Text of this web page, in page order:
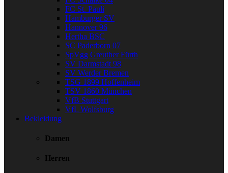
FC St. Pauli
Hamburger SV
Hannover 96
Hertha BSC
SC Paderborn 07
SpVgg Greuther Fürth
SV Darmstadt 98
SV Werder Bremen
TSG 1899 Hoffenheim
TSV 1860 München
VfB Stuttgart
VfL Wolfsburg
Bekleidung
Damen
Herren